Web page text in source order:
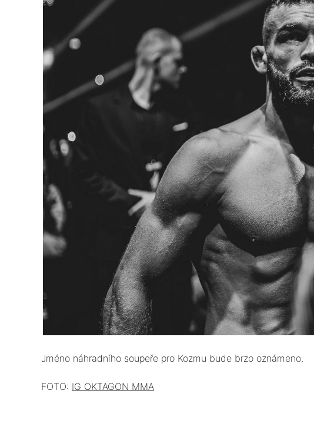
Jméno náhradního soupeře pro Kozmu bude brzo oznámeno.
FOTO: IG OKTAGON MMA